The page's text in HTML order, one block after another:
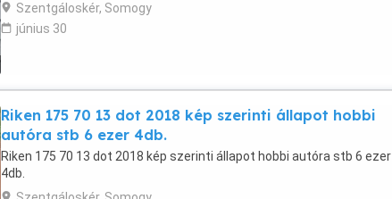
Szentgáloskér, Somogy
június 30
Riken 175 70 13 dot 2018 kép szerinti állapot hobbi
autóra stb 6 ezer 4db.
Riken 175 70 13 dot 2018 kép szerinti állapot hobbi autóra stb 6 ezer
4db.